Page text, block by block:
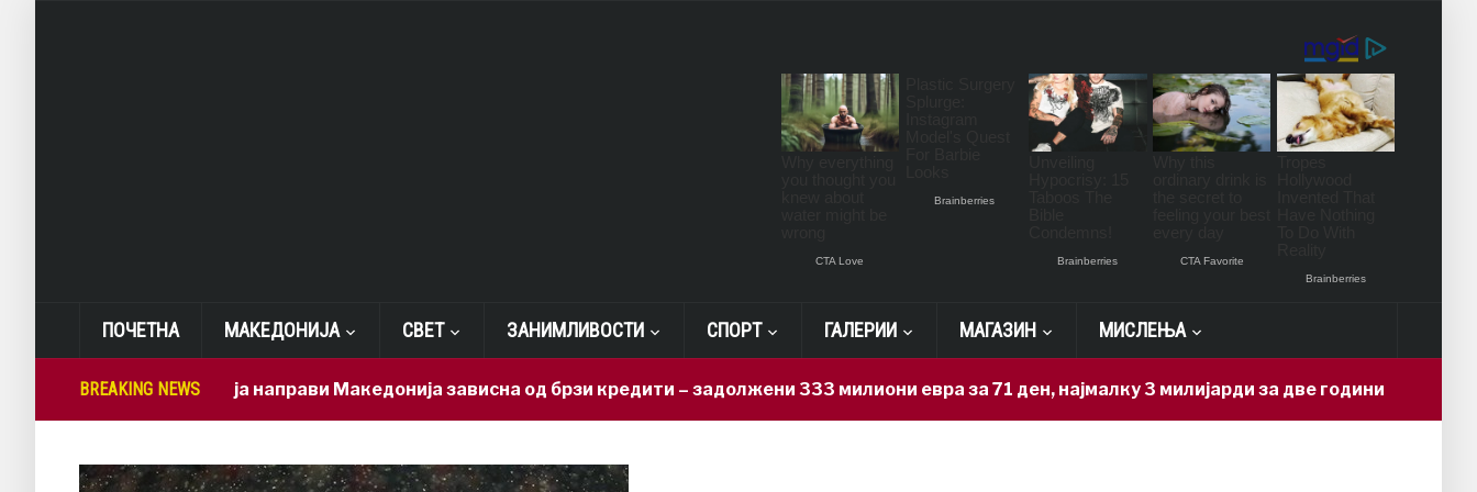
ПОЧЕТНА МАКЕДОНИЈА СВЕТ ЗАНИМЛИВОСТИ СПОРТ ГАЛЕРИИ МАГАЗИН МИСЛЕЊА
BREAKING NEWS
Мицкоски ја направи Македонија зависна од брзи кредити – задолжени 333 милиони евра за 71 ден, најмалку 3 милијарди за две години 15 hours ago